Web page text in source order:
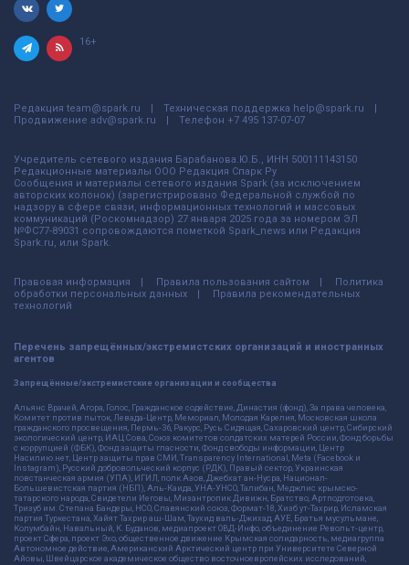
16+
Редакция team@spark.ru Техническая поддержка help@spark.ru
Продвижение adv@spark.ru Телефон +7 495 137-07-07
Учредитель сетевого издания Барабанова.Ю.Б., ИНН 500111143150
Редакционные материалы ООО Редакция Спарк Ру
Сообщения и материалы сетевого издания Spark (за исключением
авторских колонок) (зарегистрировано Федеральной службой по
надзору в сфере связи, информационных технологий и массовых
коммуникаций (Роскомнадзор) 27 января 2025 года за номером ЭЛ
№ФС77-89031 сопровождаются пометкой Spark_news или Редакция
Spark.ru, или Spark.
Правовая информация Правила пользования сайтом
Политика
обработки персональных данных
Правила рекомендательных
технологий
Перечень запрещённых/экстремистских организаций и иностранных
агентов
Запрещённые/экстремистские организации и сообщества
Альянс Врачей, Агора, Голос, Гражданское содействие, Династия (фонд), За права человека,
Комитет против пыток, Левада-Центр, Мемориал, Молодая Карелия, Московская школа
гражданского просвещения, Пермь-36, Ракурс, Русь Сидящая, Сахаровский центр, Сибирский
экологический центр, ИАЦ Сова, Союз комитетов солдатских матерей России, Фонд борьбы
с коррупцией (ФБК), Фонд защиты гласности, Фонд свободы информации, Центр
Насилию.нет, Центр защиты прав СМИ, Transparency International, Meta (Facebook и
Instagram), Русский добровольческий корпус (РДК), Правый сектор, Украинская
повстанческая армия (УПА), ИГИЛ, полк Азов, Джебхат ан-Нусра, Национал-
Большевистская партия (НБП), Аль-Каида, УНА-УНСО, Талибан, Меджлис крымско-
татарского народа, Свидетели Иеговы, Мизантропик Дивижн, Братство, Артподготовка,
Тризуб им. Степана Бандеры, НСО, Славянский союз, Формат-18, Хизб ут-Тахрир, Исламская
партия Туркестана, Хайят Тахрир аш-Шам, Таухид валь-Джихад, АУЕ, Братья мусульмане,
Колумбайн, Навальный, К. Буданов, медиапроект ОВД-Инфо, объединение Револьт-центр,
проект Сфера, проект Эхо, общественное движение Крымская солидарность, медиагруппа
Автономное действие, Американский Арктический центр при Университете Северной
Айовы, Швейцарское академическое общество восточноевропейских исследований,